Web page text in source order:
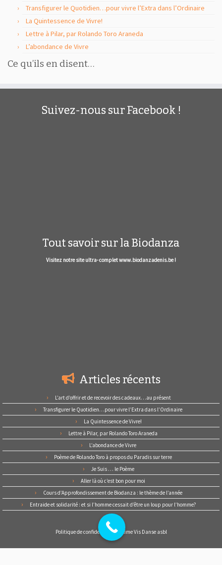
Transfigurer le Quotidien…pour vivre l’Extra dans l’Ordinaire
La Quintessence de Vivre!
Lettre à Pilar, par Rolando Toro Araneda
L’abondance de Vivre
Ce qu’ils en disent…
Suivez-nous sur Facebook !
Tout savoir sur la Biodanza
Visitez notre site ultra- complet www.biodanzadenis.be !
Articles récents
L’art d’offrir et de recevoir des cadeaux…au présent
Transfigurer le Quotidien…pour vivre l’Extra dans l’Ordinaire
La Quintessence de Vivre!
Lettre à Pilar, par Rolando Toro Araneda
L’abondance de Vivre
Poème de Rolando Toro à propos du Paradis sur terre
Je Suis … le Poème
Aller là où c’est bon pour moi
Cours d’Approfondissement de Biodanza : le thème de l’année
Entraide et solidarité : et si l’homme cessait d’être un loup pour l’homme?
Politique de confidentialité d’Aime Vis Danse asbl